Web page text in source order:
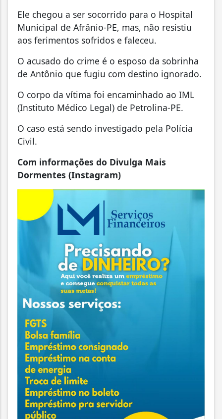
Ele chegou a ser socorrido para o Hospital
Municipal de Afrânio-PE, mas, não resistiu
aos ferimentos sofridos e faleceu.
O acusado do crime é o esposo da sobrinha
de Antônio que fugiu com destino ignorado.
O corpo da vítima foi encaminhado ao IML
(Instituto Médico Legal) de Petrolina-PE.
O caso está sendo investigado pela Polícia
Civil.
Com informações do Divulga Mais
Dormentes (Instagram)